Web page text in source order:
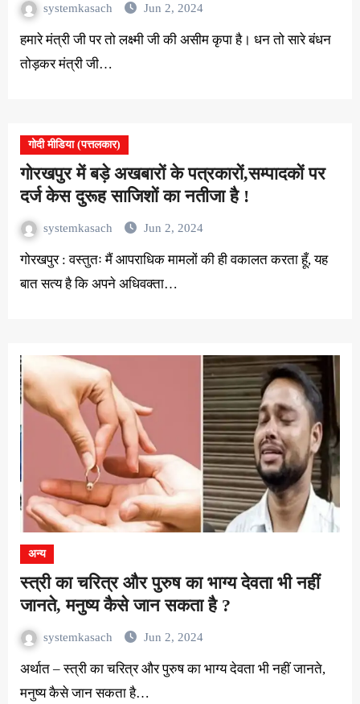
systemkasach Jun 2, 2024
हमारे मंत्री जी पर तो लक्ष्मी जी की असीम कृपा है। धन तो सारे बंधन
तोड़कर मंत्री जी…
गोदी मीडिया (पत्तलकार)
गोरखपुर में बड़े अखबारों के पत्रकारों,सम्पादकों पर
दर्ज केस दुरूह साजिशों का नतीजा है !
systemkasach Jun 2, 2024
गोरखपुर : वस्तुतः मैं आपराधिक मामलों की ही वकालत करता हूँ, यह
बात सत्य है कि अपने अधिवक्ता…
अन्य
स्त्री का चरित्र और पुरुष का भाग्य देवता भी नहीं
जानते, मनुष्य कैसे जान सकता है ?
systemkasach Jun 2, 2024
अर्थात – स्त्री का चरित्र और पुरुष का भाग्य देवता भी नहीं जानते,
मनुष्य कैसे जान सकता है…